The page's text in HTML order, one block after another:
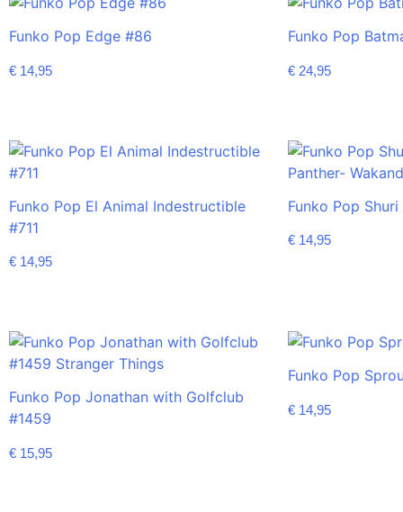
Funko Pop Edge #86
€ 14,95
Funko Pop
€ 24,95
Funko Pop El Animal Indestructible
#711
€ 14,95
Funko Pop Shuri
€ 14,95
Funko Pop Jonathan with Golfclub
#1459
€ 15,95
Funko Pop
€ 14,95